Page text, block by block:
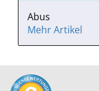
Abus
Mehr Artikel